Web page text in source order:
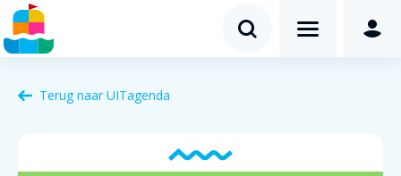
Terug naar UITagenda